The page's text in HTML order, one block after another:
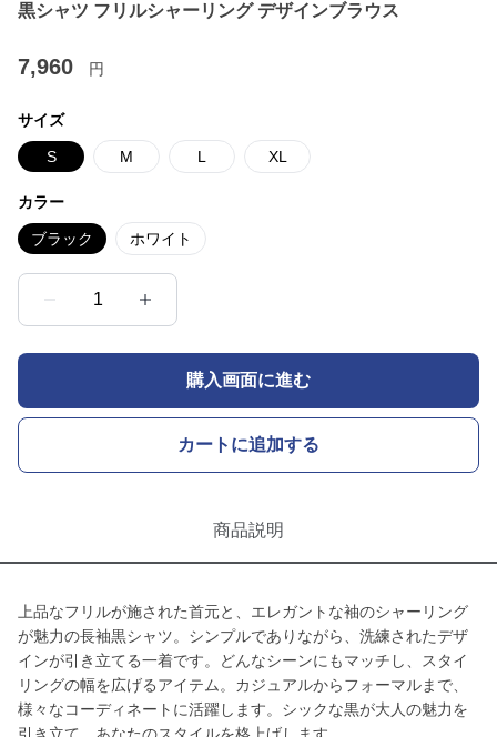
黒シャツ フリルシャーリング デザインブラウス
7,960 円
サイズ
S M L XL
カラー
ブラック ホワイト
1
購入画面に進む
カートに追加する
商品説明
上品なフリルが施された首元と、エレガントな袖のシャーリング
が魅力の長袖黒シャツ。シンプルでありながら、洗練されたデザ
インが引き立てる一着です。どんなシーンにもマッチし、スタイ
リングの幅を広げるアイテム。カジュアルからフォーマルまで、
様々なコーディネートに活躍します。シックな黒が大人の魅力を